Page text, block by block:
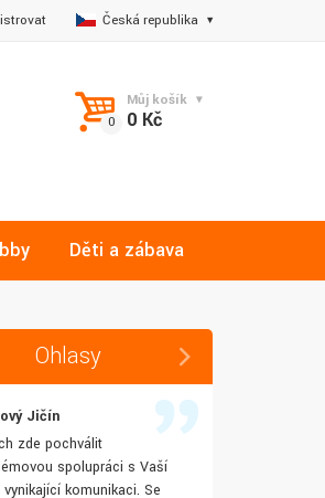
Česká republika
Můj košík
0 Kč
Děti a zábava
Ohlasy
Jičín
zde pochválit
spolupráci s Vaší
komunikaci. Se